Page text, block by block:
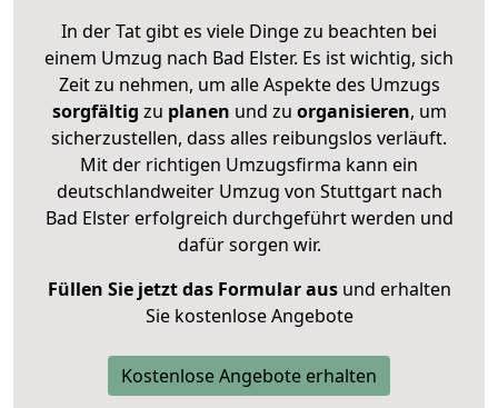
In der Tat gibt es viele Dinge zu beachten bei
einem Umzug nach Bad Elster. Es ist wichtig, sich
Zeit zu nehmen, um alle Aspekte des Umzugs
sorgfältig zu planen und zu organisieren, um
sicherzustellen, dass alles reibungslos verläuft.
Mit der richtigen Umzugsfirma kann ein
deutschlandweiter Umzug von Stuttgart nach
Bad Elster erfolgreich durchgeführt werden und
dafür sorgen wir.
Füllen Sie jetzt das Formular ausund erhalten
Sie kostenlose Angebote
Kostenlose Angebote erhalten